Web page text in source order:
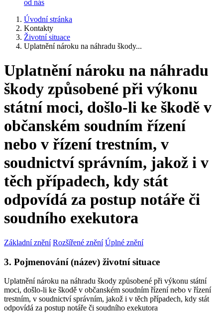
od nás
Úvodní stránka
Kontakty
Životní situace
Uplatnění nároku na náhradu škody...
Uplatnění nároku na náhradu
škody způsobené při výkonu
státní moci, došlo-li ke škodě v
občanském soudním řízení
nebo v řízení trestním, v
soudnictví správním, jakož i v
těch případech, kdy stát
odpovídá za postup notáře či
soudního exekutora
Základní znění Rozšířené znění Úplné znění
3. Pojmenování (název) životní situace
Uplatnění nároku na náhradu škody způsobené při výkonu státní
moci, došlo-li ke škodě v občanském soudním řízení nebo v řízení
trestním, v soudnictví správním, jakož i v těch případech, kdy stát
odpovídá za postup notáře či soudního exekutora